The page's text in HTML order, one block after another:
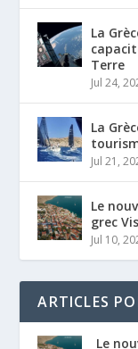
La
Terre
Jul 24,
La
Jul 21,
Le
grec
Jul 10,
ARTICLES
Le